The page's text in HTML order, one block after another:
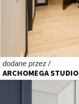
dodane przez /
ARCHOMEGA STUDIO